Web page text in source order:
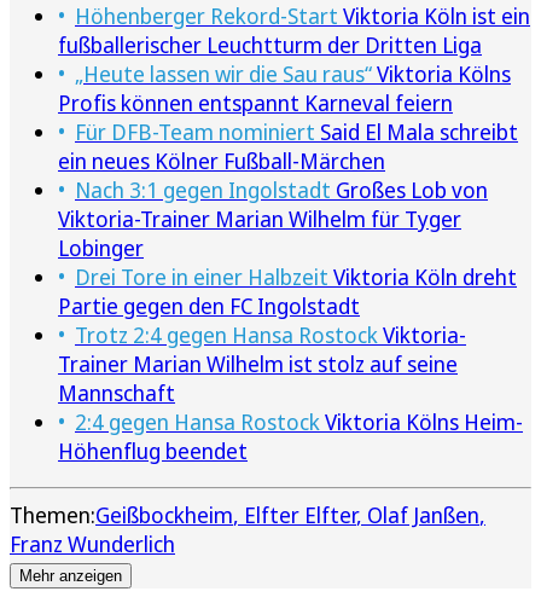
Höhenberger Rekord-Start Viktoria Köln ist ein
fußballerischer Leuchtturm der Dritten Liga
„Heute lassen wir die Sau raus“Viktoria Kölns
Profis können entspannt Karneval feiern
Für DFB-Team nominiert Said El Mala schreibt
ein neues Kölner Fußball-Märchen
Nach 3:1 gegen Ingolstadt Großes Lob von
Viktoria-Trainer Marian Wilhelm für Tyger
Lobinger
Drei Tore in einer Halbzeit Viktoria Köln dreht
Partie gegen den FC Ingolstadt
Trotz 2:4 gegen Hansa RostockViktoria-
Trainer Marian Wilhelm ist stolz auf seine
Mannschaft
2:4 gegen Hansa RostockViktoria Kölns Heim-
Höhenflug beendet
Themen:Geißbockheim Elfter Elfter Olaf Janßen
Franz Wunderlich
Mehr anzeigen